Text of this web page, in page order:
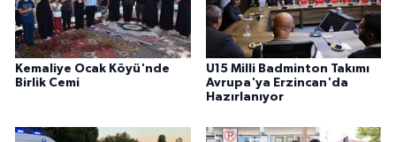
Kemaliye Ocak Köyü'nde
Birlik Cemi
U15 Milli Badminton Takımı
Avrupa'ya Erzincan'da
Hazırlanıyor